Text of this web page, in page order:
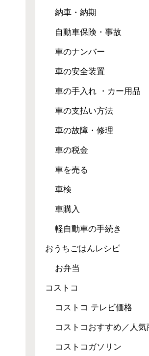
納車・納期
自動車保険・事故
車のナンバー
車の安全装置
車の手入れ ・カー用品
車の支払い方法
車の故障・修理
車の税金
車を売る
車検
車購入
軽自動車の手続き
おうちごはんレシピ
お弁当
コストコ
コストコ テレビ価格
コストコおすすめ／人気
コストコガソリン